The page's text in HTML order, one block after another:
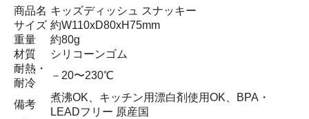
商品名 キッズディッシュ スナッキー
サイズ 約W110xD80xH75mm
重量
約80g
材質
シリコーンゴム
耐熱・
耐冷
－20〜230℃
備考
煮沸OK、キッチン用漂白剤使用OK、BPA・
LEADフリー 原産国